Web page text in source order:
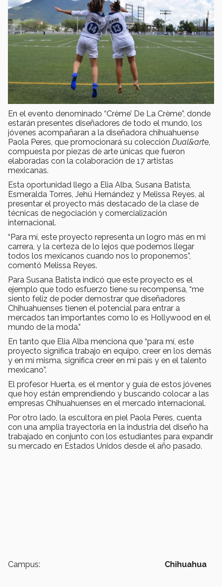
En el evento denominado “Crème’ De La Crème”, donde
estarán presentes diseñadores de todo el mundo, los
jóvenes acompañaran a la diseñadora chihuahuense
Paola Peres, que promocionará su colección Dual&arte,
compuesta por piezas de arte únicas que fueron
elaboradas con la colaboración de 17 artistas
mexicanas.
Esta oportunidad llego a Elia Alba, Susana Batista,
Esmeralda Torres, Jehú Hernández y Melissa Reyes, al
presentar el proyecto más destacado de la clase de
técnicas de negociación y comercialización
internacional.
“Para mí, este proyecto representa un logro más en mi
carrera, y la certeza de lo lejos que podemos llegar
todos los mexicanos cuando nos lo proponemos”,
comentó Melissa Reyes.
Para Susana Batista indicó que este proyecto es el
ejemplo que todo esfuerzo tiene su recompensa, “me
siento feliz de poder demostrar que diseñadores
Chihuahuenses tienen el potencial para entrar a
mercados tan importantes como lo es Hollywood en el
mundo de la moda.”
En tanto que Elia Alba menciona que “para mí, este
proyecto significa trabajo en equipo, creer en los demás
y en mí misma, significa creer en mi país y en el talento
mexicano”.
El profesor Huerta, es el mentor y guía de estos jóvenes
que hoy están emprendiendo y buscando colocar a las
empresas Chihuahuenses en el mercado internacional.
Por otro lado, la escultora en piel Paola Peres, cuenta
con una amplia trayectoria en la industria del diseño ha
trabajado en conjunto con los estudiantes para expandir
su mercado en Estados Unidos desde el año pasado.
Campus: Chihuahua